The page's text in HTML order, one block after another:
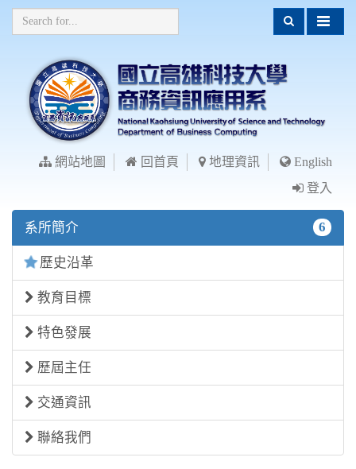
網站地圖 回首頁 地理資訊
English
登入
系所簡介 6
歷史沿革
教育目標
特色發展
歷屆主任
交通資訊
聯絡我們